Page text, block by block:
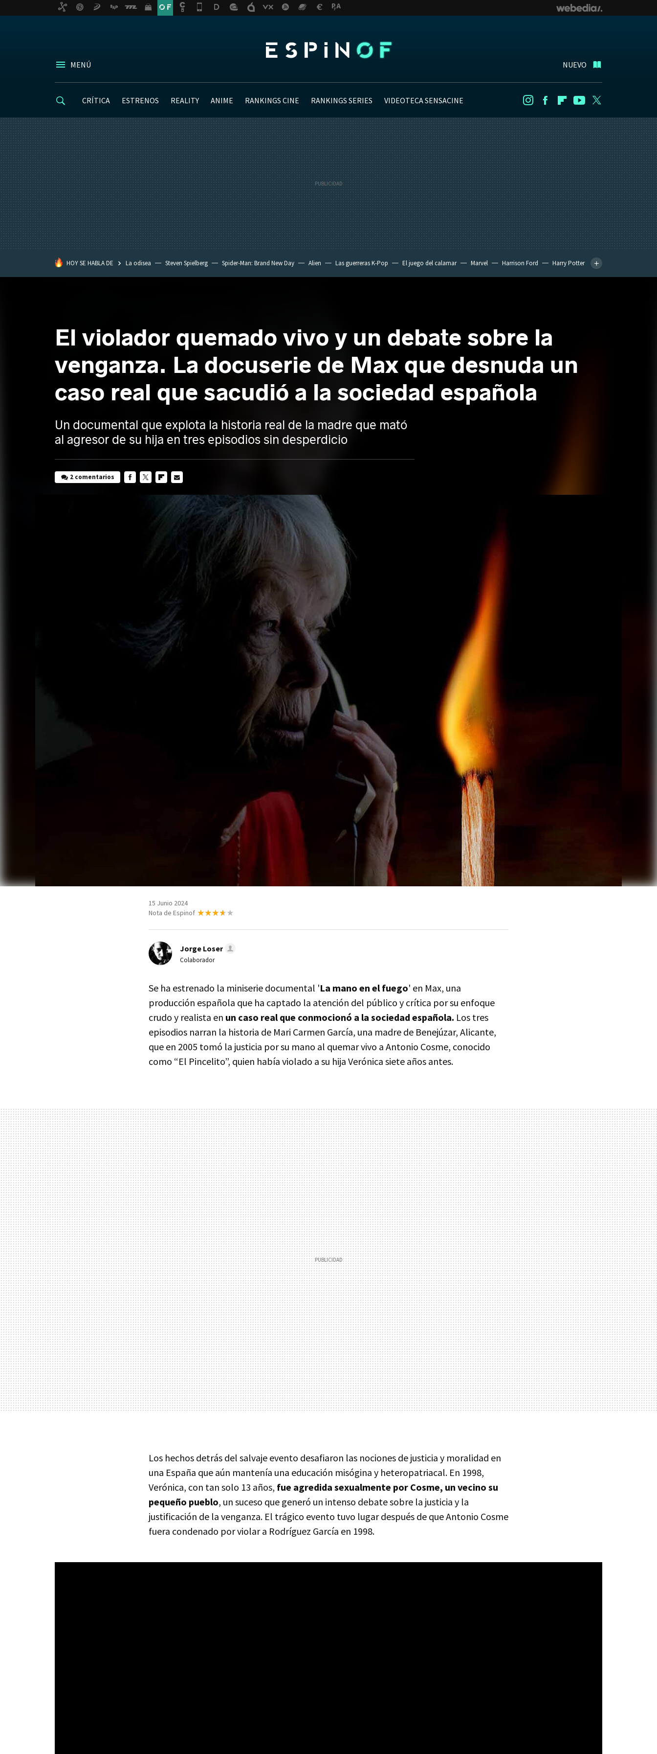
MENÚ NUEVO
CRÍTICA ESTRENOS REALITY ANIME RANKINGS CINE RANKINGS SERIES VIDEOTECA SENSACINE InstagramFacebookFlipboard
Youtube
HOY SE HABLA DE La odisea Steven Spielberg Spider-Man: Brand New Day Alien Las guerreras K-Pop El juego del calamar Marvel Harrison Ford
Harry Potter
El violador quemado vivo y un debate sobre la
venganza. La docuserie de Max que desnuda un
caso real que sacudió a la sociedad española
Un documental que explota la historia real de la madre que mató
al agresor de su hija en tres episodios sin desperdicio
2 comentarios
15 Junio 2024
Nota de Espinof
Jorge Loser
Colaborador
Se ha estrenado la miniserie documental 'La mano en el fuego' en Max, una
producción española que ha captado la atención del público y crítica por su enfoque
crudo y realista en un caso real que conmocionó a la sociedad española. Los tres
episodios narran la historia de Mari Carmen García, una madre de Benejúzar, Alicante,
que en 2005 tomó la justicia por su mano al quemar vivo a Antonio Cosme, conocido
como “El Pincelito”, quien había violado a su hija Verónica siete años antes.
Los hechos detrás del salvaje evento desafiaron las nociones de justicia y moralidad en
una España que aún mantenía una educación misógina y heteropatriacal. En 1998,
Verónica, con tan solo 13 años, fue agredida sexualmente por Cosme, un vecino su
pequeño pueblo, un suceso que generó un intenso debate sobre la justicia y la
justificación de la venganza. El trágico evento tuvo lugar después de que Antonio Cosme
fuera condenado por violar a Rodríguez García en 1998.